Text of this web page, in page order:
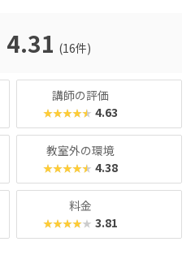
4.31 (16件)
講師の評価
★★★★★ 4.63
教室外の環境
★★★★★ 4.38
料金
★★★★★ 3.81